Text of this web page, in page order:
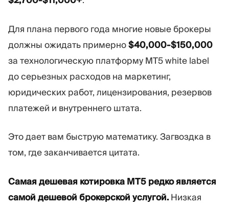
Для плана первого года многие новые брокеры
должны ожидать примерно$40,000-$150,000
за технологическую платформу MT5 white label
до серьезных расходов на маркетинг,
юридических работ, лицензирования, резервов
платежей и внутреннего штата.
Это дает вам быструю математику. Загвоздка в
том, где заканчивается цитата.
Самая дешевая котировка MT5 редко является
самой дешевой брокерской услугой.Низкая
Видеоуроки
Бизнес План
Устойчивость
ПОДПИШИТЕСЬ НА НАС